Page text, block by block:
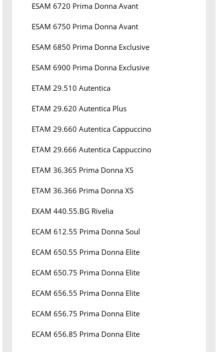
ESAM 6720 Prima Donna Avant
ESAM 6750 Prima Donna Avant
ESAM 6850 Prima Donna Exclusive
ESAM 6900 Prima Donna Exclusive
ETAM 29.510 Autentica
ETAM 29.620 Autentica Plus
ETAM 29.660 Autentica Cappuccino
ETAM 29.666 Autentica Cappuccino
ETAM 36.365 Prima Donna XS
ETAM 36.366 Prima Donna XS
EXAM 440.55.BG Rivelia
ECAM 612.55 Prima Donna Soul
ECAM 650.55 Prima Donna Elite
ECAM 650.75 Prima Donna Elite
ECAM 656.55 Prima Donna Elite
ECAM 656.75 Prima Donna Elite
ECAM 656.85 Prima Donna Elite